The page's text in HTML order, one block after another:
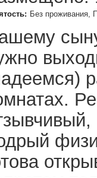
Без проживания,